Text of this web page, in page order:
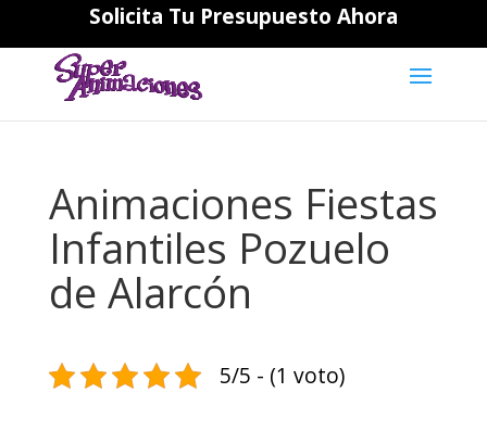
Solicita Tu Presupuesto Ahora
644194202 daniela@superanimaciones.com
Animaciones Fiestas
Infantiles Pozuelo
de Alarcón
5/5 - (1 voto)